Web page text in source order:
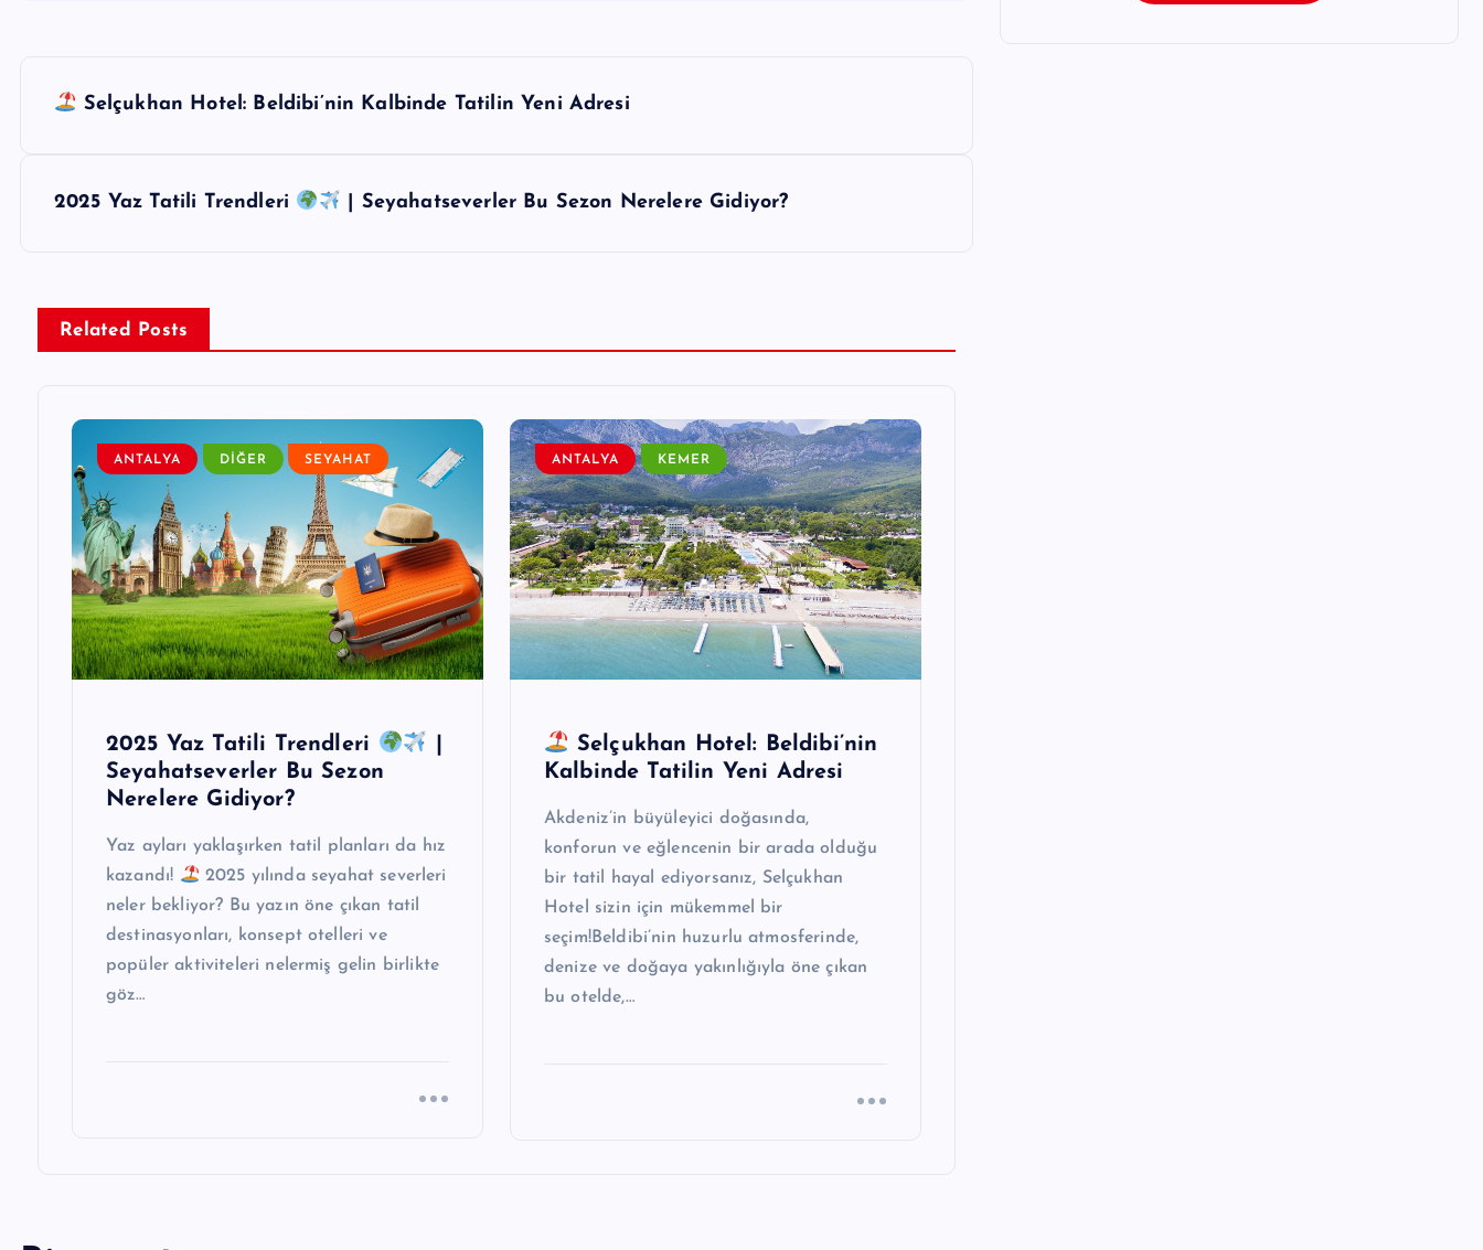
Selçukhan Hotel: Beldibi’nin Kalbinde Tatilin Yeni Adresi
2025 Yaz Tatili Trendleri | Seyahatseverler Bu Sezon Nerelere Gidiyor?
Related Posts
ANTALYA DIĞER SEYAHAT
2025 Yaz Tatili Trendleri
Seyahatseverler Bu Sezon
Nerelere Gidiyor?
Yaz ayları yaklaşırken tatil planları da hız
kazandı!
2025 yılında seyahat severleri
neler bekliyor? Bu yazın öne çıkan tatil
destinasyonları, konsept otelleri ve
popüler aktiviteleri nelermiş gelin birlikte
göz…
ANTALYA KEMER
Selçukhan Hotel: Beldibi’nin
Kalbinde Tatilin Yeni Adresi
Akdeniz’in büyüleyici doğasında,
konforun ve eğlencenin bir arada olduğu
bir tatil hayal ediyorsanız, Selçukhan
Hotel sizin için mükemmel bir
seçim!Beldibi’nin huzurlu atmosferinde,
denize ve doğaya yakınlığıyla öne çıkan
bu otelde,…